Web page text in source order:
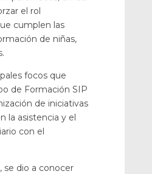
el rol
cumplen las
de niñas,
focos que
de Formación SIP
de iniciativas
la asistencia y el
con el
se dio a conocer